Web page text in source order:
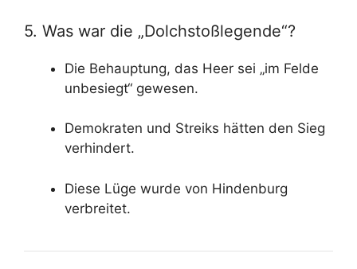
5. Was war die „Dolchstoßlegende“?
Die Behauptung, das Heer sei „im Felde
unbesiegt“ gewesen.
Demokraten und Streiks hätten den Sieg
verhindert.
Diese Lüge wurde von Hindenburg
verbreitet.